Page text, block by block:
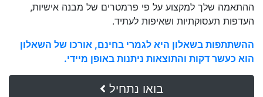
ההתאמה שלך למקצוע על פי פרמטרים של מבנה אישיות,
העדפות תעסוקתיות ושאיפות לעתיד.
ההשתתפות בשאלון היא לגמרי בחינם, אורכו של השאלון
הוא כעשר דקות והתוצאות ניתנות באופן מיידי.
בואו נתחיל